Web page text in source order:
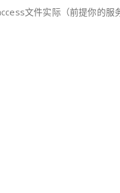
文件实际（前提你的服